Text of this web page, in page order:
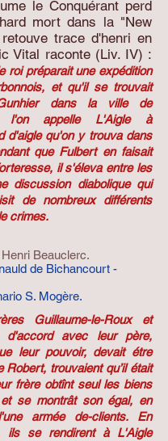
le Conquérant perd
mort dans la "New
trace d'henri en
Vital raconte (Liv. IV) :
roi préparait une expédition
et qu'il se trouvait
dans la ville de
l'on appelle L'Aigle à
d'aigle qu'on y trouva dans
que Fulbert en faisait
il s'éleva entre les
discussion diabolique qui
de nombreux différents
crimes.
Beauclerc.
de Bichancourt -
S. Mogère.
Guillaume-le-Roux et
d'accord avec leur père,
leur pouvoir, devait étre
Robert, trouvaient qu’il était
frère obtînt seul les biens
se montrât son égal, en
armée de-clients. En
ils se rendirent à L'Aigle